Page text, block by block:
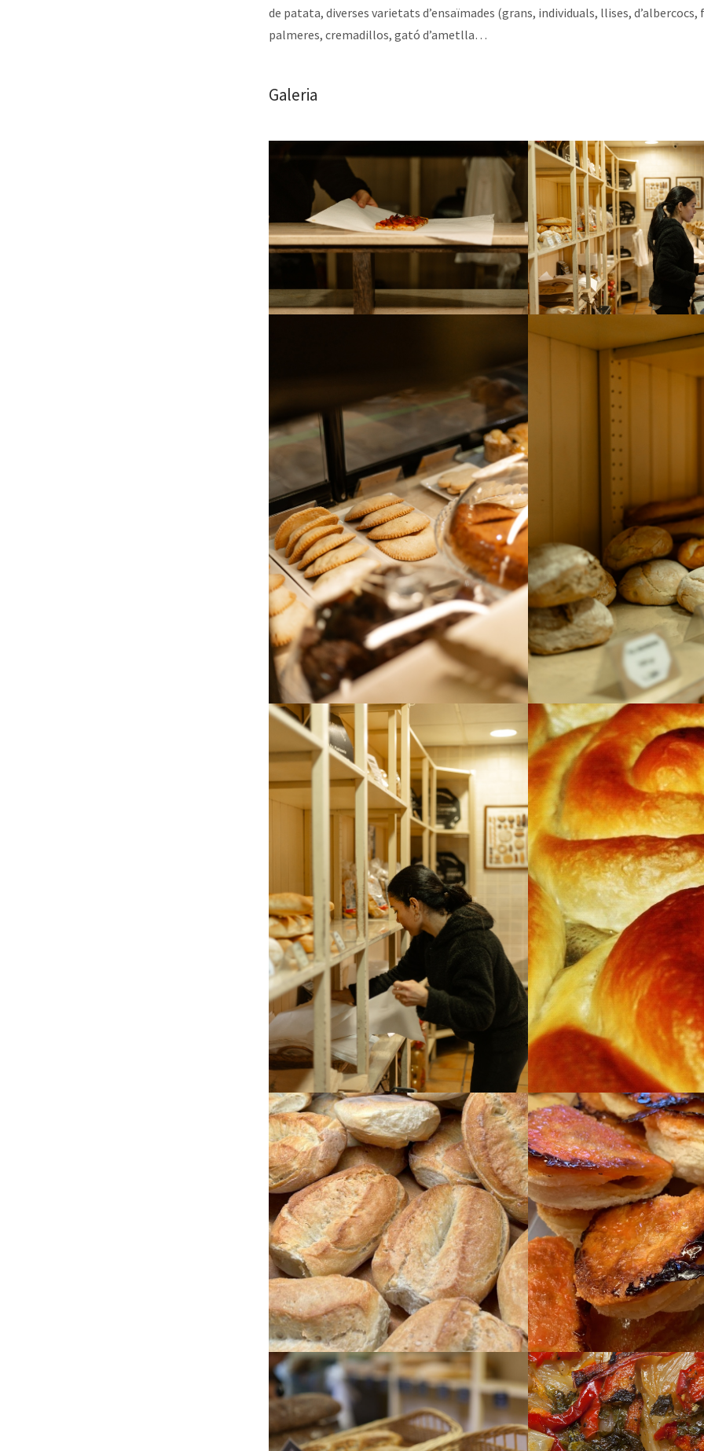
de patata, diverses varietats d’ensaïmades (grans, individuals, llises,
palmeres, cremadillos, gató d’ametlla…
Galeria